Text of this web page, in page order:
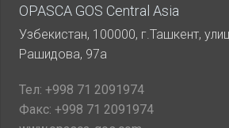
OPASCA GOS Central Asia
Узбекистан, 100000, г.Ташкент,
Рашидова, 97а
Тел: +998 71 2091974
Факс: +998 71 2091974